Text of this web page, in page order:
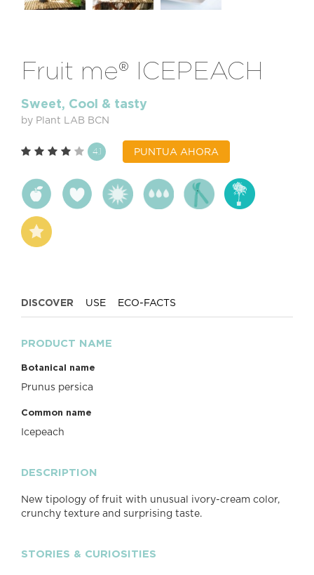
Fruit me® ICEPEACH
Sweet, Cool & tasty
by Plant LAB BCN
4.1 PUNTUA AHORA
DISCOVER USE ECO-FACTS
PRODUCT NAME
Botanical name
Prunus persica
Common name
Icepeach
DESCRIPTION
New tipology of fruit with unusual ivory-cream color,
crunchy texture and surprising taste.
STORIES & CURIOSITIES